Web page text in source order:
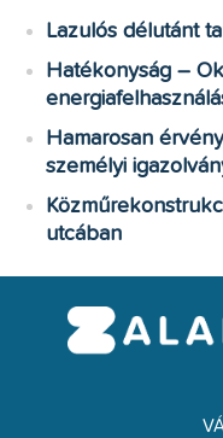
Lazulós délutánt
Hatékonyság –
Hamarosan
személyi
utcában